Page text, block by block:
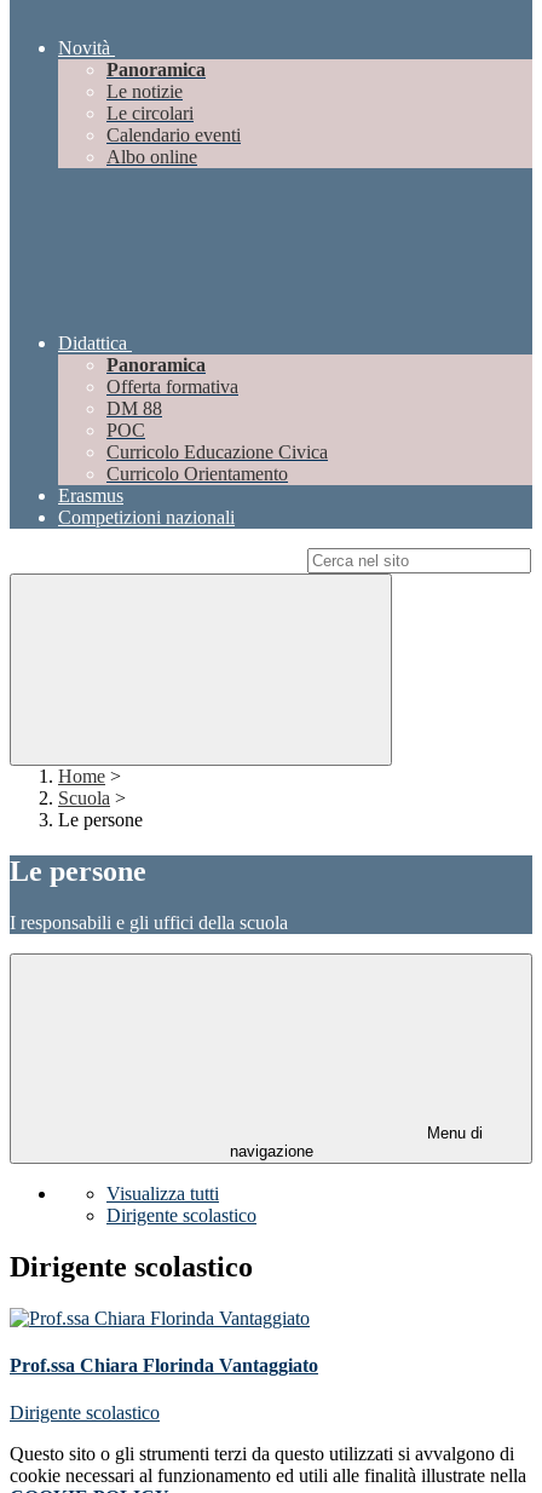
Novità
Panoramica
Le notizie
Le circolari
Calendario eventi
Albo online
Didattica
Panoramica
Offerta formativa
DM 88
POC
Curricolo Educazione Civica
Curricolo Orientamento
Erasmus
Competizioni nazionali
Home >
Scuola >
Le persone
Le persone
I responsabili e gli uffici della scuola
Menu di
navigazione
Visualizza tutti
Dirigente scolastico
Dirigente scolastico
Prof.ssa Chiara Florinda Vantaggiato
Dirigente scolastico
Questo sito o gli strumenti terzi da questo utilizzati si avvalgono di
cookie necessari al funzionamento ed utili alle finalità illustrate nella